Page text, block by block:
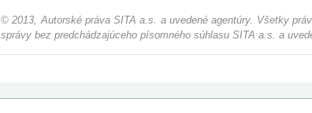
© 2013, Autorské práva SITA a.s. a uvedené agentúry. Všetky
správy bez predchádzajúceho písomného súhlasu SITA a.s. a